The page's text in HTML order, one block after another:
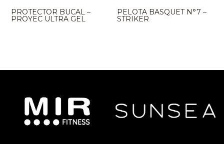
PROTECTOR BUCAL –
PROYEC ULTRA GEL
PELOTA BASQUET N°7 –
STRIKER